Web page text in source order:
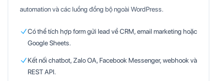
automation và các luồng đồng bộ ngoài WordPress.
Có thể tích hợp form gửi lead về CRM, email marketing hoặc
Google Sheets.
Kết nối chatbot, Zalo OA, Facebook Messenger, webhook và
REST API.